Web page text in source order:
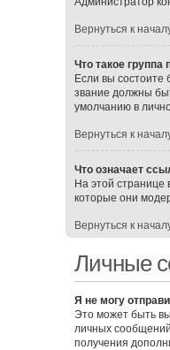
Вернуться к
Что такое
Если вы состоите
звание должны
умолчанию в
Вернуться к
Что означает
На этой
которые они
Вернуться к
Личные
Я не могу
Это может быть
личных
получения